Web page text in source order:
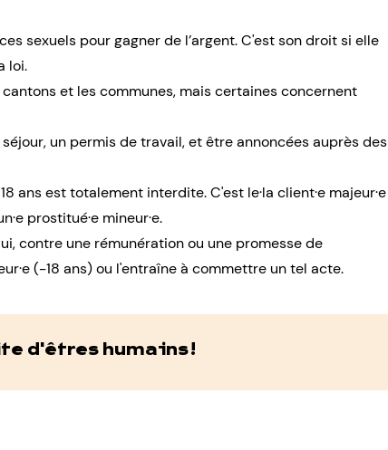
sexuels pour gagner de l’argent. C'est son droit si elle
loi.
et les communes, mais certaines concernent
un permis de travail, et être annoncées auprès des
ansest totalement interdite. C'est le·la client·e majeur·e
prostitué·e mineur·e.
contre une rémunération ou une promesse de
(-18 ans) ou l'entraîne à commettre un tel acte.
d'êtres humains !